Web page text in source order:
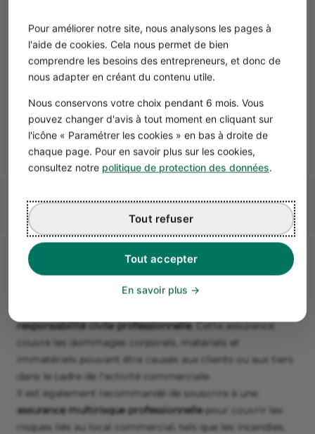
Pour améliorer notre site, nous analysons les pages à
l'aide de cookies. Cela nous permet de bien
comprendre les besoins des entrepreneurs, et donc de
nous adapter en créant du contenu utile.
Nous conservons votre choix pendant 6 mois. Vous
pouvez changer d'avis à tout moment en cliquant sur
l'icône « Paramétrer les cookies » en bas à droite de
chaque page. Pour en savoir plus sur les cookies,
consultez notre politique de protection des données.
Tout accepter
Tout refuser
En savoir plus
La vente de certains articles de sport, tels que les armes
ou les produits alimentaires énergétiques, est soumise à
des réglementations spécifiques.
Par exemple, lavente d'armes de catégorie D
déclaration en préfecture. Les produits alimentaires
doivent respecter les normes de sécurité alimentaire en
vigueur.
Les assurances obligatoires pour
un magasin de sport
responsabilité civile professionnelle. Cette assurance
couvre les dommages corporels, matériels et
immatériels pouvant être causés aux clients ou aux tiers
dans le cadre de l'activité commerciale.
Il est également recommandé de souscrire à une
assurance multirisque professionnellepour couvrir les
risques liés au local commercial, tels que les incendies,